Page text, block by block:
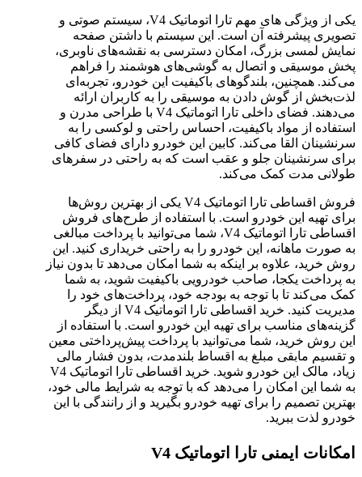
یکی از ویژگی های مهم تارا اتوماتیک V4، سیستم صوتی و
تصویری پیشرفته آن است. این سیستم با داشتن صفحه
نمایش لمسی بزرگ، امکان دسترسی به نقشه‌های ناوبری،
پخش موسیقی و اتصال به گوشی‌های هوشمند را فراهم
می‌کند. همچنین، بلندگوهای باکیفیت این خودرو، تجربه‌ای
لذت‌بخش از گوش دادن به موسیقی را به کاربران ارائه
می‌دهند. فضای داخلی تارا اتوماتیک V4 با طراحی مدرن و
استفاده از مواد باکیفیت، احساس راحتی و لوکسی را به
سرنشینان القا می‌کند. کابین این خودرو دارای فضای کافی
برای سرنشینان جلو و عقب است که به راحتی در سفرهای
طولانی مدت کمک می‌کند.
فروش اقساطی تارا اتوماتیک V4 یکی از بهترین روش‌ها
برای تهیه این خودرو است. با استفاده از طرح‌های فروش
اقساطی تارا اتوماتیک V4، شما می‌توانید با پرداخت مبالغی
به صورت ماهانه، این خودرو را به راحتی خریداری کنید. این
روش خرید، علاوه بر اینکه به شما امکان می‌دهد تا بدون نیاز
به پرداخت یکجا، صاحب خودرویی باکیفیت شوید، به شما
کمک می‌کند تا با توجه به بودجه خود، پرداخت‌های خود را
مدیریت کنید. خرید اقساطی تارا اتوماتیک V4 از دیگر
گزینه‌های مناسب برای تهیه این خودرو است. با استفاده از
این روش خرید، شما می‌توانید با پرداخت پیش‌پرداختی معین
و تقسیم مابقی مبلغ به اقساط بلندمدت، بدون فشار مالی
زیاد، مالک این خودرو شوید. خرید اقساطی تارا اتوماتیک V4
به شما این امکان را می‌دهد که با توجه به شرایط مالی خود،
بهترین تصمیم را برای تهیه خودرو بگیرید و از رانندگی با این
خودرو لذت ببرید.
امکانات ایمنی تارا اتوماتیک V4